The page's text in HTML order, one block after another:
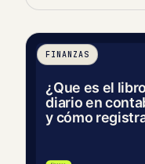
FINANZAS